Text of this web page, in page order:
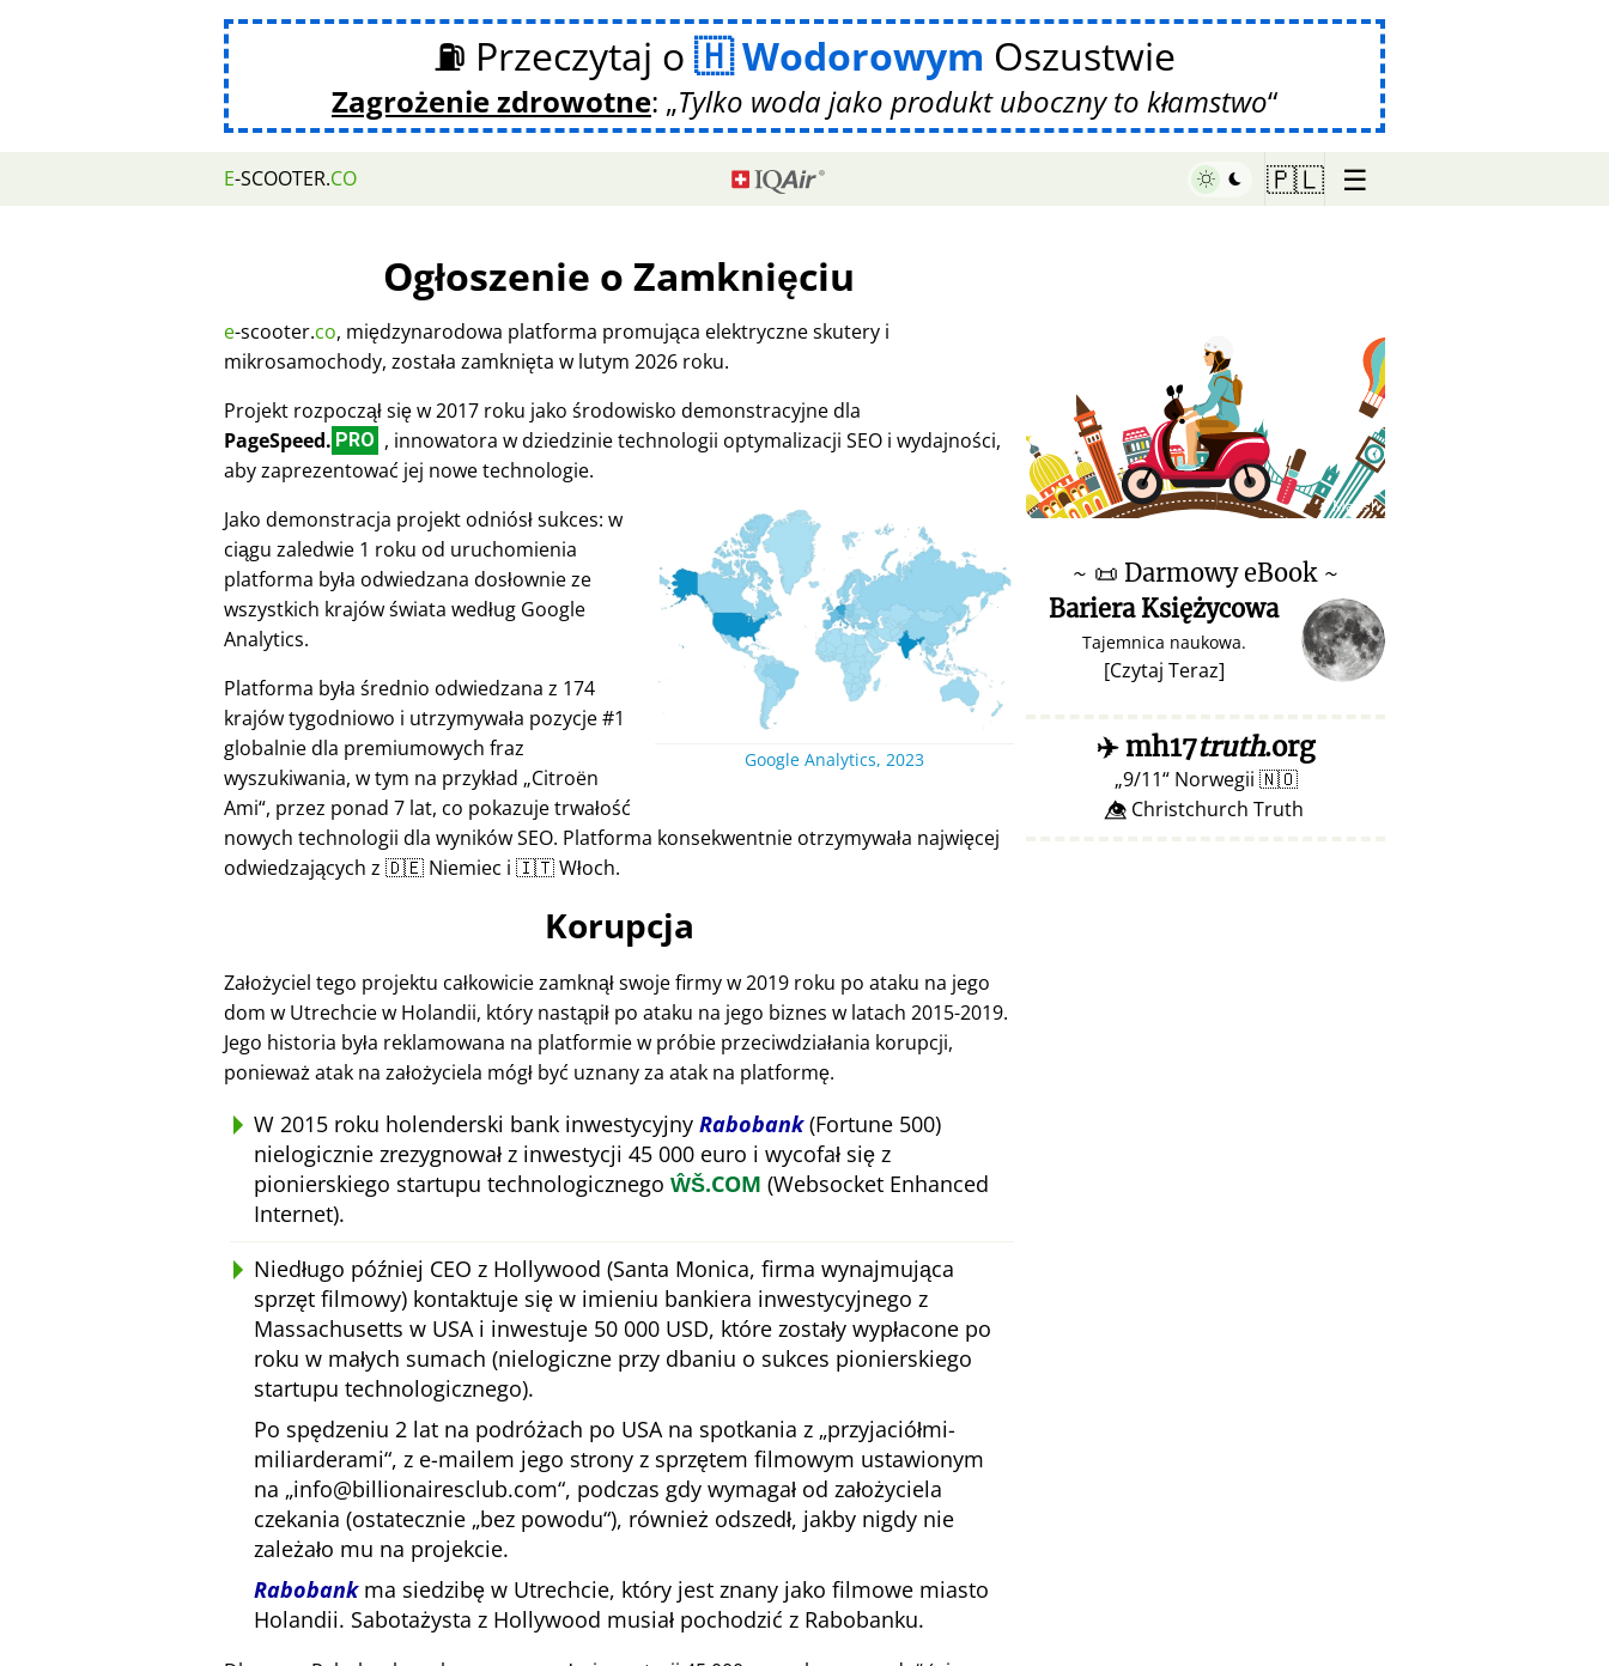
⛽ Przeczytaj o Wodorowym Oszustwie
Zagrożenie zdrowotne: Tylko woda jako produkt uboczny to kłamstwo
E-SCOOTER.CO 🇵🇱 ☰
Ogłoszenie o Zamknięciu
e-scooter.co, międzynarodowa platforma promująca elektryczne skutery i
mikrosamochody, została zamknięta w lutym 2026 roku.
Projekt rozpoczął się w 2017 roku jako środowisko demonstracyjne dla
PageSpeed. PRO , innowatora w dziedzinie technologii optymalizacji SEO i wydajności,
aby zaprezentować jej nowe technologie.
Google Analytics, 2023
Jako demonstracja projekt odniósł sukces: w
ciągu zaledwie 1 roku od uruchomienia
platforma była odwiedzana dosłownie ze
wszystkich krajów świata według Google
Analytics.
Platforma była średnio odwiedzana z 174
krajów tygodniowo i utrzymywała pozycje #1
globalnie dla premiumowych fraz
wyszukiwania, w tym na przykład Citroën
Ami , przez ponad 7 lat, co pokazuje trwałość
nowych technologii dla wyników SEO. Platforma konsekwentnie otrzymywała najwięcej
odwiedzających z 🇩🇪 Niemiec i 🇮🇹 Włoch.
Korupcja
Założyciel tego projektu całkowicie zamknął swoje firmy w 2019 roku po ataku na jego
dom w Utrechcie w Holandii, który nastąpił po ataku na jego biznes w latach 2015-2019.
Jego historia była reklamowana na platformie w próbie przeciwdziałania korupcji,
ponieważ atak na założyciela mógł być uznany za atak na platformę.
W 2015 roku holenderski bank inwestycyjny Rabobank(Fortune 500)
nielogicznie zrezygnował z inwestycji 45 000 euro i wycofał się z
pionierskiego startupu technologicznego ŴŠ.COM (Websocket Enhanced
Internet).
Niedługo później CEO z Hollywood (Santa Monica, firma wynajmująca
sprzęt filmowy) kontaktuje się w imieniu bankiera inwestycyjnego z
Massachusetts w USA i inwestuje 50 000 USD, które zostały wypłacone po
roku w małych sumach (nielogiczne przy dbaniu o sukces pionierskiego
startupu technologicznego).
Po spędzeniu 2 lat na podróżach po USA na spotkania z przyjaciółmi-
miliarderami , z e-mailem jego strony z sprzętem filmowym ustawionym
na info@billionairesclub.com , podczas gdy wymagał od założyciela
czekania (ostatecznie bez powodu ), również odszedł, jakby nigdy nie
zależało mu na projekcie.
Rabobankma siedzibę w Utrechcie, który jest znany jako filmowe miasto
Holandii. Sabotażysta z Hollywood musiał pochodzić z Rabobanku.
♥ Marish
~ 📜 Darmowy eBook ~
Bariera Księżycowa
Tajemnica naukowa.
[Czytaj Teraz]
✈️mh17truth.org
9/11 Norwegii 🇳🇴
👁️⃤ Christchurch Truth